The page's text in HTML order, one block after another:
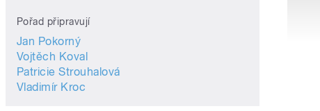
Pořad připravují
Jan Pokorný
Vojtěch Koval
Patricie Strouhalová
Vladimír Kroc